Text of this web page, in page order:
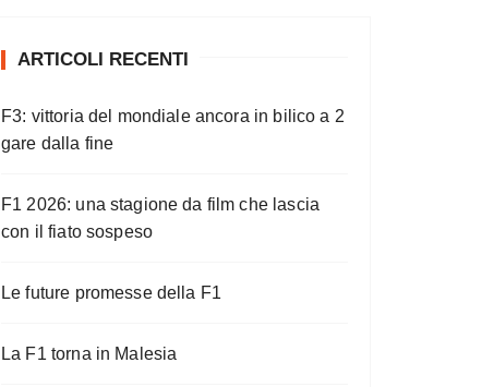
ARTICOLI RECENTI
F3: vittoria del mondiale ancora in bilico a 2
gare dalla fine
F1 2026: una stagione da film che lascia
con il fiato sospeso
Le future promesse della F1
La F1 torna in Malesia